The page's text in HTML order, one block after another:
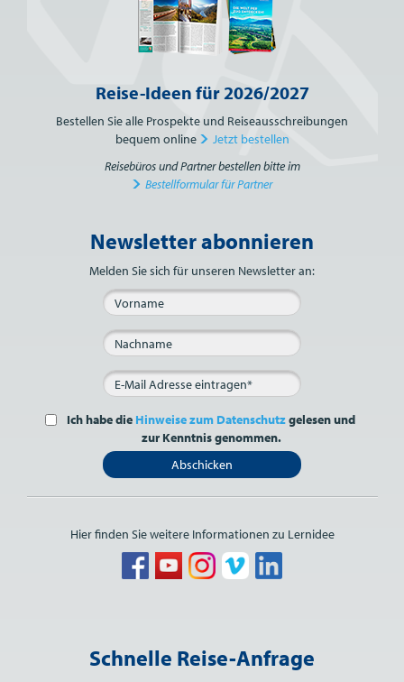
Reise-Ideen für 2026/2027
Bestellen Sie alle Prospekte und Reiseausschreibungen
bequem online
Jetzt bestellen
Reisebüros und Partner bestellen bitte im
Bestellformular für Partner
Bitte nicht ausfüllen.
Newsletter abonnieren
Melden Sie sich für unseren Newsletter an:
Ich habe die Hinweise zum Datenschutzgelesen und
zur Kenntnis genommen.
Abschicken
Hier finden Sie weitere Informationen zu Lernidee
Schnelle Reise-Anfrage